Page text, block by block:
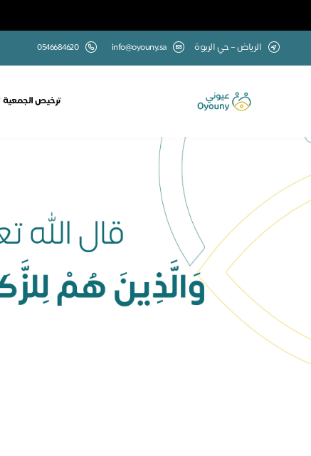
الرياض – حي الربوة info@oyouny.sa
0546684620
ترخيص الجمعية